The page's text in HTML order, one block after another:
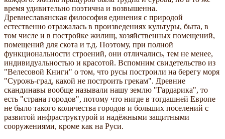
время удивительно поэтична и возвышенна.
Древнеславянская философия единения с природой
естественно отражалась в произведениях культуры, быта, в
том числе и в постройке жилищ, хозяйственных помещений,
помещений для скота и т.д. Поэтому, при полной
функциональности строений, они отличались, тем не менее,
индивидуальностью и красотой. Вспомним свидетельство из
"Велесовой Книги" о том, что русы построили на берегу моря
"Сурожь-град, какой не построить грекам". Древние
скандинавы вообще называли нашу землю "Гардарика", то
есть "страна городов", потому что нигде в тогдашней Европе
не было такого количества городов и больших поселений с
развитой инфраструктурой и надёжными защитными
сооружениями, кроме как на Руси.